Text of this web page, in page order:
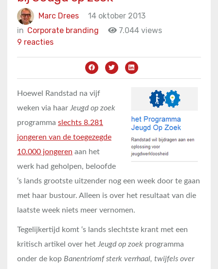
Marc Drees
14 oktober 2013
in Corporate branding
7.044 views
9 reacties
Hoewel Randstad na vijf
weken via haar Jeugd op zoek
programma slechts 8.281
jongeren van de toegezegde
10.000 jongeren aan het
werk had geholpen, beloofde
‘s lands grootste uitzender nog een week door te gaan
met haar bustour. Alleen is over het resultaat van die
laatste week niets meer vernomen.
Tegelijkertijd komt ‘s lands slechtste krant met een
kritisch artikel over het Jeugd op zoek programma
onder de kop Banentriomf sterk verrhaal, twijfels over